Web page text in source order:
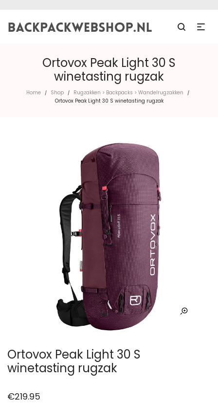
Ortovox Peak Light 30 S
winetasting rugzak
Home / Shop / Rugzakken > Backpacks > Wandelrugzakken /
Ortovox Peak Light 30 S winetasting rugzak
Ortovox Peak Light 30 S
winetasting rugzak
€219.95